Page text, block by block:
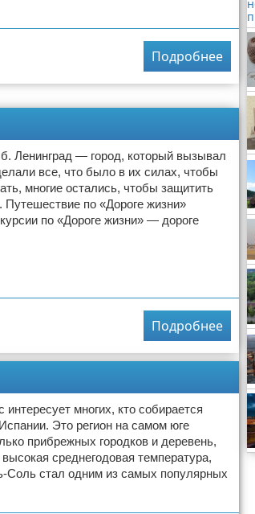
Подробнее
Ленинград — город, который вызывал
все, что было в их силах, чтобы
многие остались, чтобы защитить
Путешествие по «Дороге жизни»
по «Дороге жизни» — дороге
Подробнее
многих, кто собирается
Это регион на самом юге
прибрежных городков и деревень,
среднегодовая температура,
Соль стал одним из самых популярных